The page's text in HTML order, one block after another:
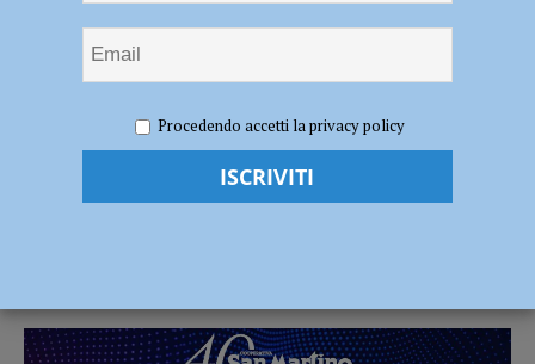
rinviato al 22 aprile
Massimo Ranieri a Piacenza, spettacolo
Procedendo accetti la privacy policy